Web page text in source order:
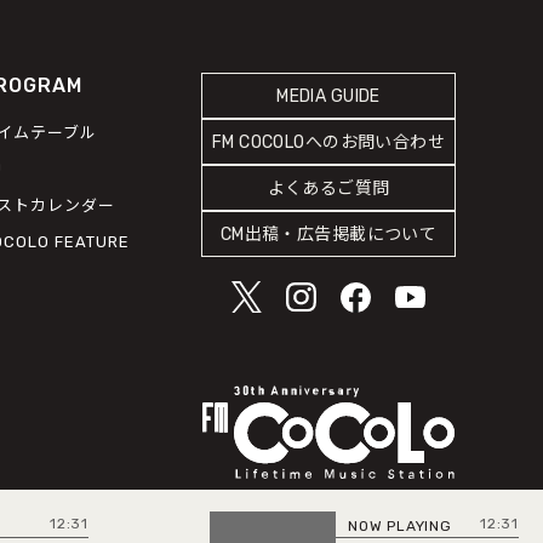
12:31 NOW PLAYING 12:31
ムテーブル
トカレンダー
FEATURE
MEDIA GUIDE
FM COCOLOへのお問い合わせ
よくあるご質問
CM出稿・広告掲載について